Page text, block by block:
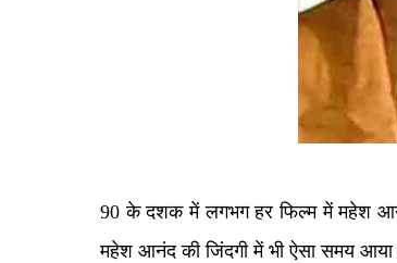
90 के दशक में लगभग हर फिल्म में महेश
महेश आनंद की जिंदगी में भी ऐसा समय आया